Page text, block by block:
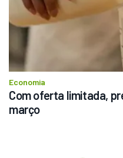
Economia
Com oferta limitada,
março